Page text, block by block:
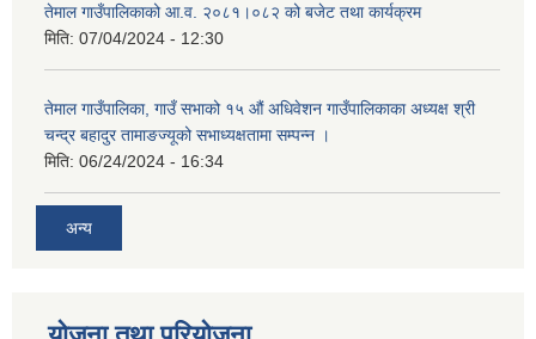
तेमाल गाउँपालिकाको आ.व. २०८१।०८२ को बजेट तथा कार्यक्रम
मिति: 07/04/2024 - 12:30
तेमाल गाउँपालिका, गाउँ सभाको १५ औं अधिवेशन गाउँपालिकाका अध्यक्ष श्री
चन्द्र बहादुर तामाङज्यूको सभाध्यक्षतामा सम्पन्न ।
मिति: 06/24/2024 - 16:34
अन्य